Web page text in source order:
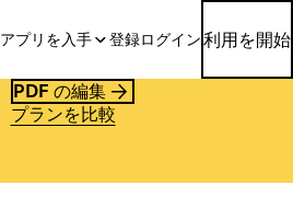
アプリを入手 登録ログイン利用を開始
PDF の編集
プランを比較